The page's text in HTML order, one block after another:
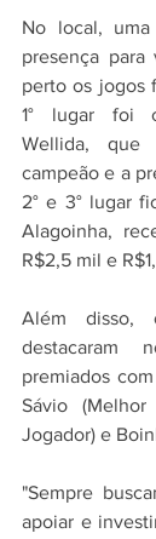
No local,
presença
perto os jogos
1° lugar foi
Wellida,
campeão e a
2° e 3° lugar
Alagoinha,
R$2,5 mil e
Além disso,
destacaram
premiados
Sávio
Jogador) e
"Sempre
apoiar e